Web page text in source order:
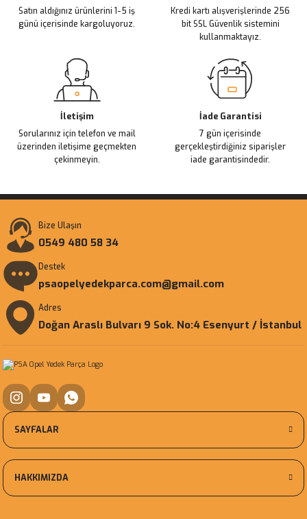
Bu ürüne benzer farklı alternatifler olmalı.
Satın aldığınız ürünlerini 1-5 iş
günü içerisinde kargoluyoruz.
Kredi kartı alışverişlerinde 256
bit SSL Güvenlik sistemini
kullanmaktayız.
İletişim
Sorularınız için telefon ve mail
üzerinden iletişime geçmekten
çekinmeyin.
İade Garantisi
7 gün içerisinde
gerçekleştirdiğiniz siparişler
iade garantisindedir.
Bize Ulaşın
0549 480 58 34
Destek
psaopelyedekparca.com@gmail.com
Adres
Doğan Araslı Bulvarı 9 Sok. No:4 Esenyurt / İstanbul
SAYFALAR
HAKKIMIZDA